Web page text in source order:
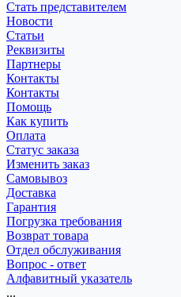
Стать представителем
Новости
Статьи
Реквизиты
Партнеры
Контакты
Контакты
Помощь
Как купить
Оплата
Статус заказа
Изменить заказ
Самовывоз
Доставка
Гарантия
Погрузка требования
Возврат товара
Отдел обслуживания
Вопрос - ответ
Алфавитный указатель
...